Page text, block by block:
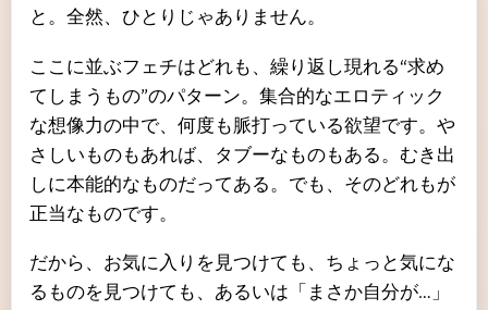
と。全然、ひとりじゃありません。
ここに並ぶフェチはどれも、繰り返し現れる“求め
てしまうもの”のパターン。集合的なエロティック
な想像力の中で、何度も脈打っている欲望です。や
さしいものもあれば、タブーなものもある。むき出
しに本能的なものだってある。でも、そのどれもが
正当なものです。
だから、お気に入りを見つけても、ちょっと気にな
るものを見つけても、あるいは「まさか自分が…」